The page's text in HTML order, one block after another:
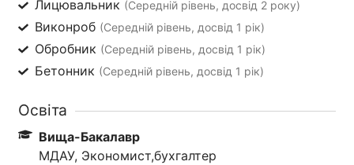
Лицювальник (Середній рівень, досвід 2 року)
Виконроб (Середній рівень, досвід 1 рік)
Обробник (Середній рівень, досвід 1 рік)
Бетонник (Середній рівень, досвід 1 рік)
Освіта
Вища-Бакалавр
МДАУ, Экономист,бухгалтер